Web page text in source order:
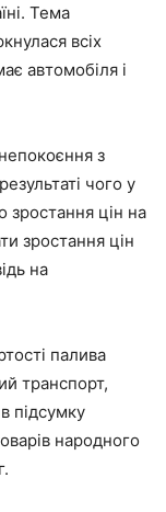
Тема
всіх
автомобіля і
з
чого у
зростання цін на
зростання цін
на
палива
транспорт,
підсумку
народного